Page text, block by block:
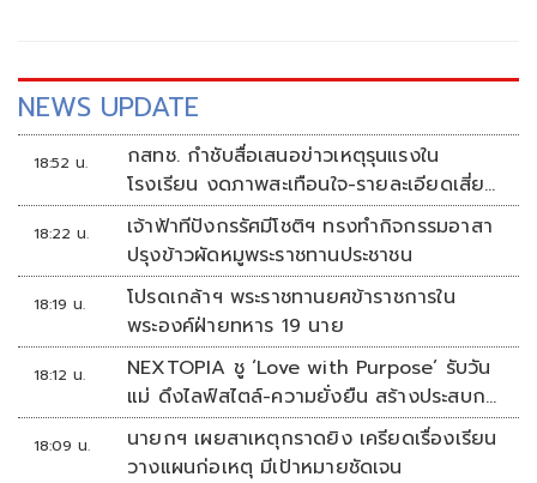
NEWS UPDATE
18:52 น.
กสทช. กำชับสื่อเสนอข่าวเหตุรุนแรงใน
โรงเรียน งดภาพสะเทือนใจ-รายละเอียดเสี่ยง
เลียนแบบ
18:22 น.
เจ้าฟ้าทีปังกรรัศมีโชติฯ ทรงทำกิจกรรมอาสา
ปรุงข้าวผัดหมูพระราชทานประชาชน
18:19 น.
โปรดเกล้าฯ พระราชทานยศข้าราชการใน
พระองค์ฝ่ายทหาร 19 นาย
18:12 น.
NEXTOPIA ชู ‘Love with Purpose’ รับวัน
แม่ ดึงไลฟ์สไตล์-ความยั่งยืน สร้างประสบกา
รณ์ช้อปปิงมีความหมาย
18:09 น.
นายกฯ เผยสาเหตุกราดยิง เครียดเรื่องเรียน
วางแผนก่อเหตุ มีเป้าหมายชัดเจน